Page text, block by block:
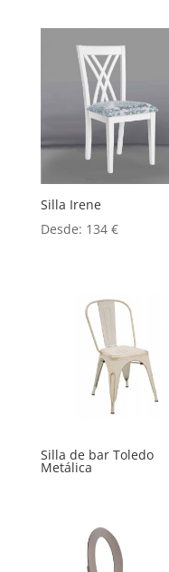
Silla Irene
Desde: 134 €
Silla de bar Toledo
Metálica